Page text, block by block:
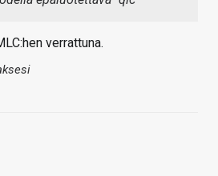
verrattuna.